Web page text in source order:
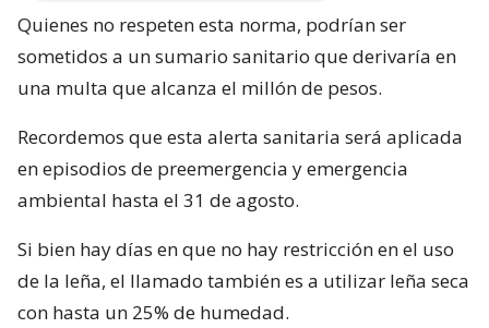
Quienes no respeten esta norma, podrían ser
sometidos a un sumario sanitario que derivaría en
una multa que alcanza el millón de pesos.
Recordemos que esta alerta sanitaria será aplicada
en episodios de preemergencia y emergencia
ambiental hasta el 31 de agosto.
Si bien hay días en que no hay restricción en el uso
de la leña, el llamado también es a utilizar leña seca
con hasta un 25% de humedad.